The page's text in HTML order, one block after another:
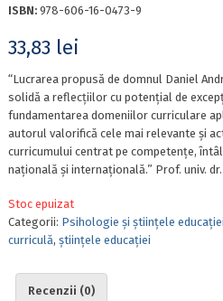
ISBN: 978-606-16-0473-9
33,83 lei
“Lucrarea propusă de domnul Daniel
solidă a reflecţiilor cu potenţial de
fundamentarea domeniilor curriculare
autorul valorifică cele mai relevante şi
curricumului centrat pe competenţe,
naţională şi internaţională.” Prof. univ.
Stoc epuizat
Categorii: Psihologie și științele educației
curriculă, ştiinţele educaţiei
Recenzii (0)